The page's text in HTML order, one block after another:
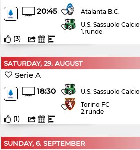
20:45
Atalanta B.C.
U.S. Sassuolo Calcio
1.runde
(3)
SATURDAY, 29. AUGUST
Serie A
18:30
U.S. Sassuolo Calcio
Torino FC
2.runde
(1)
SUNDAY, 6. SEPTEMBER